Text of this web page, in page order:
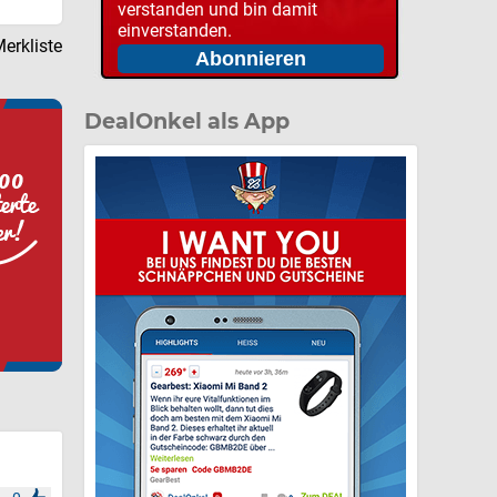
verstanden und bin damit
einverstanden.
DealOnkel als App